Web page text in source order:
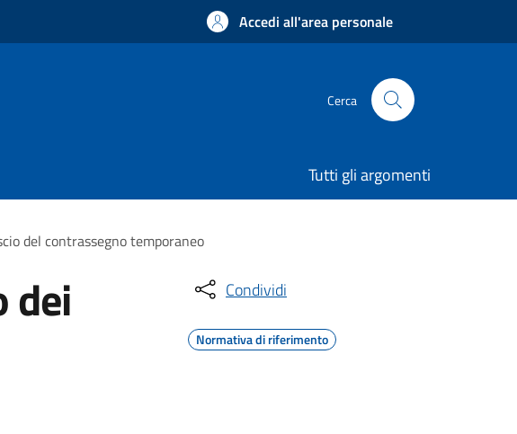
Accedi all'area personale
Cerca
Tutti gli argomenti
del contrassegno temporaneo
dei Condividi
Normativa di riferimento